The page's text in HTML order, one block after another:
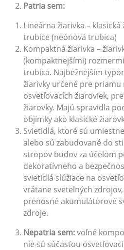
Patria sem:
Lineárna žiarivka –
trubice (neónová trubica)
Kompaktná žiarivka –
(kompaktnejšími)
trubica. Najbežnejším
žiarivky určené pre priamu
osvetľovacích žiaroviek,
žiarovky. Majú spravidla
objímky ako klasické
Svietidlá, ktoré sú
alebo sú zabudované do
stropov budov za účelom
dekoratívneho a
svietidlá slúžiace na
vrátane svetelných
prenosné akumulátorové
zdroje.
Nepatria sem:voľné
nie sú súčasťou